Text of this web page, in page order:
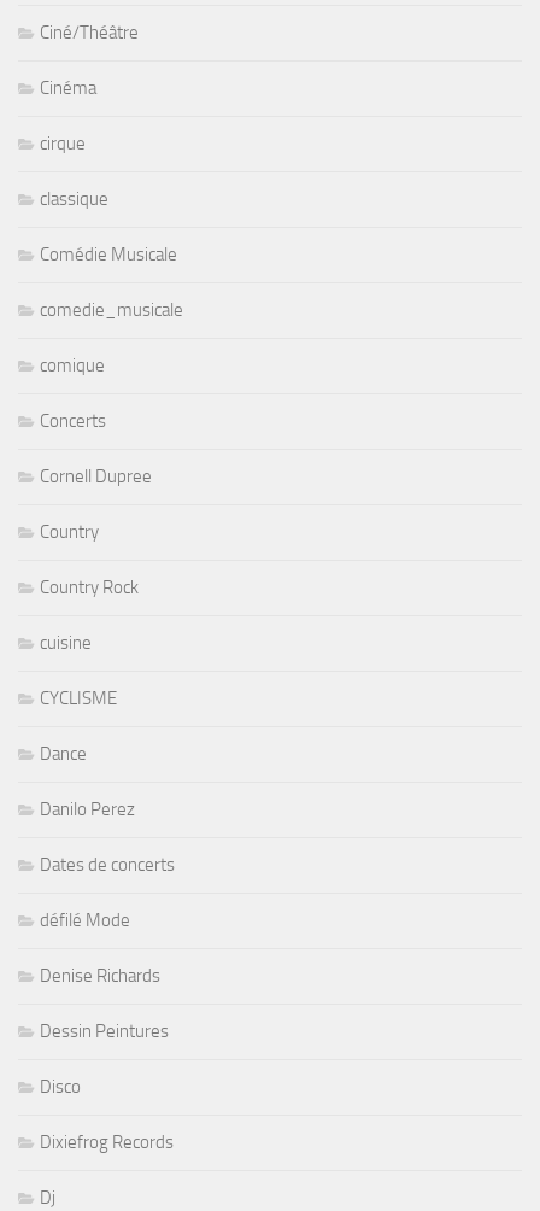
Ciné/Théâtre
Cinéma
cirque
classique
Comédie Musicale
comedie_musicale
comique
Concerts
Cornell Dupree
Country
Country Rock
cuisine
CYCLISME
Dance
Danilo Perez
Dates de concerts
défilé Mode
Denise Richards
Dessin Peintures
Disco
Dixiefrog Records
Dj